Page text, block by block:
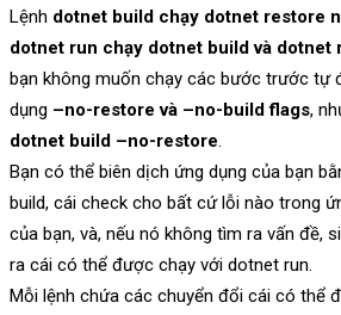
Lệnh dotnet build chạy dotnet restore
dotnet run chạy dotnet build và dotnet
bạn không muốn chạy các bước trước tự
dụng –no-restore và –no-build flags,
dotnet build –no-restore.
Bạn có thể biên dịch ứng dụng của bạn
build, cái check cho bất cứ lỗi nào trong
của bạn, và, nếu nó không tìm ra vấn đề,
ra cái có thể được chạy với dotnet run.
Mỗi lệnh chứa các chuyển đổi cái có thể